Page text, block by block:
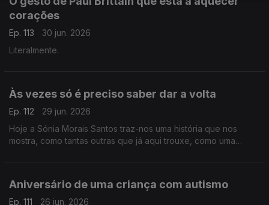
corações
Ep. 113
30 jun. 2026
Literalmente.
Às vezes só é preciso saber dar a volta
Ep. 112
29 jun. 2026
Hoje a Sónia Morais Santos traz-nos uma história que nos
mostra, como tantas outras que já aqui trouxe, como uma
Aniversário de uma criança com autismo
Ep. 111
26 jun. 2026